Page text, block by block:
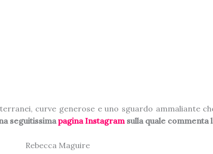
curve generose e uno sguardo ammaliante
seguitissimapagina Instagramsulla quale commenta